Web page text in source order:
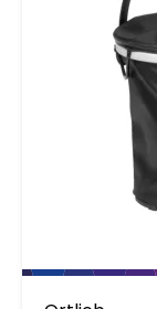
adapters
monteren.